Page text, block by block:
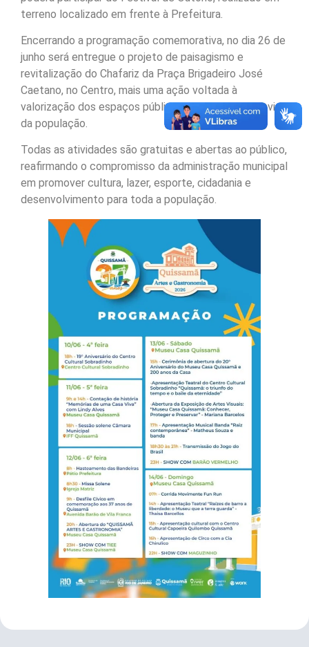
terreno localizado em frente à Prefeitura.
Encerrando a programação comemorativa, no dia 26 de
junho será entregue o projeto de paisagismo e
revitalização do Chafariz da Praça Brigadeiro José
Caetano, no Centro, mais uma ação voltada à
valorização dos espaços públicos e à qualidade de vida
da população.
Todas as atividades são gratuitas e abertas ao público,
reafirmando o compromisso da administração municipal
em promover cultura, lazer, esporte, cidadania e
desenvolvimento para toda a população.